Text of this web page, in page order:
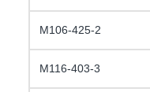
M106-425-2
M116-403-3